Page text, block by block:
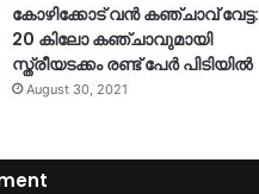
കോഴിക്കോട് വൻ കഞ്ചാവ് വേട്ട:
20 കിലോ കഞ്ചാവുമായി
സ്ത്രീയടക്കം രണ്ട് പേർ പിടിയിൽ
August 30, 2021